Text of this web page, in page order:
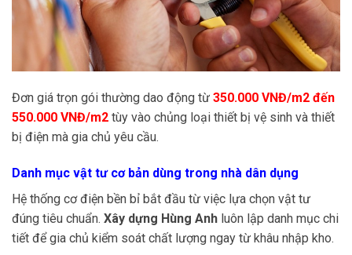
Đơn giá trọn gói thường dao động từ 350.000 VNĐ/m2 đến
550.000 VNĐ/m2 tùy vào chủng loại thiết bị vệ sinh và thiết
bị điện mà gia chủ yêu cầu.
Danh mục vật tư cơ bản dùng trong nhà dân dụng
Hệ thống cơ điện bền bỉ bắt đầu từ việc lựa chọn vật tư
đúng tiêu chuẩn. Xây dựng Hùng Anh luôn lập danh mục chi
tiết để gia chủ kiểm soát chất lượng ngay từ khâu nhập kho.